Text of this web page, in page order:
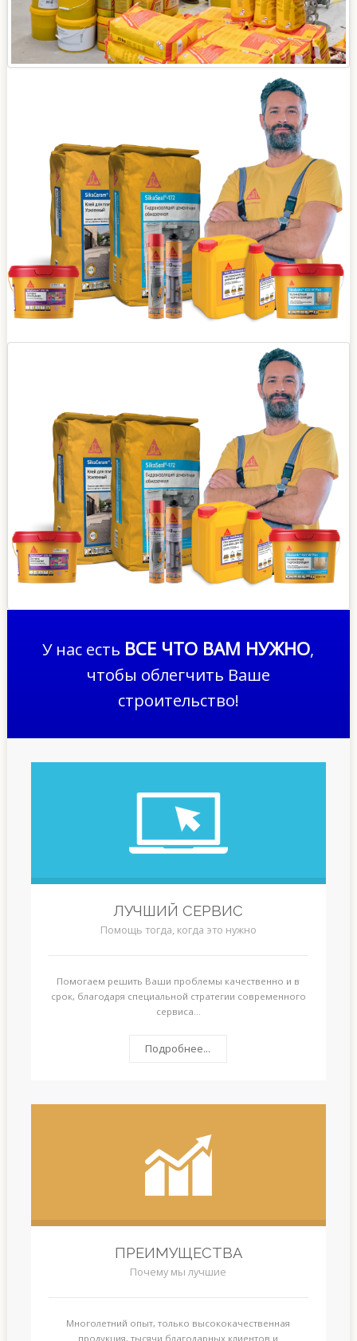
У нас есть ВСЕ ЧТО ВАМ НУЖНО,
чтобы облегчить Ваше
строительство!
ЛУЧШИЙ СЕРВИС
Помощь тогда, когда это нужно
Помогаем решить Ваши проблемы качественно и в
срок, благодаря специальной стратегии современного
сервиса...
Подробнее...
ПРЕИМУЩЕСТВА
Почему мы лучшие
Многолетний опыт, только высококачественная
продукция, тысячи благодарных клиентов и